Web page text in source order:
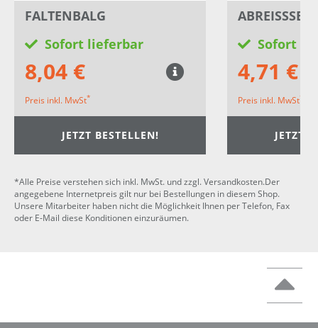
FALTENBALG
Sofort lieferbar
8,04 €
Preis inkl. MwSt*
JETZT BESTELLEN!
ABREISSSEIL
Sofort
4,71 €
Preis inkl. MwSt*
JETZT
*Alle Preise verstehen sich inkl. MwSt. und zzgl. Versandkosten.Der
angegebene Internetpreis gilt nur bei Bestellungen in diesem Shop.
Unsere Mitarbeiter haben nicht die Möglichkeit Ihnen per Telefon, Fax
oder E-Mail diese Konditionen einzuräumen.